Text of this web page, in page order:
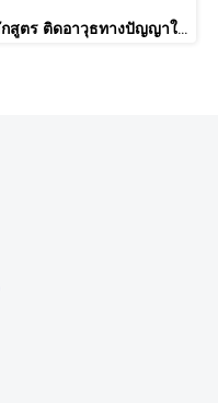
หลักสูตร ติดอาวุธทางปัญญาให้เป็น HR.มืออาชีพ (ภาคปฏิบัติจริง)